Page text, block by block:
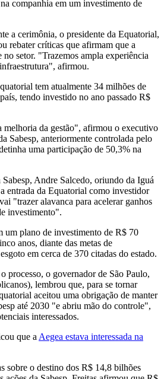
companhia em um investimento de
a cerimônia, o presidente da Equatorial,
rebater críticas que afirmam que a
no setor. "Trazemos ampla experiência
afirmou.
tem atualmente 34 milhões de
tendo investido no ano passado R$
melhoria da gestão", afirmou o executivo
Sabesp, anteriormente controlada pelo
uma participação de 50,3% na
Andre Salcedo, oriundo da Iguá
entrada da Equatorial como investidor
"trazer alavanca para acelerar ganhos
investimento".
um plano de investimento de R$ 70
anos, diante das metas de
em cerca de 370 citadas do estado.
processo, o governador de São Paulo,
lembrou que, para se tornar
aceitou uma obrigação de manter
até 2030 "e abriu mão do controle",
interessados.
que a Aegea estava interessada na
sobre o destino dos R$ 14,8 bilhões